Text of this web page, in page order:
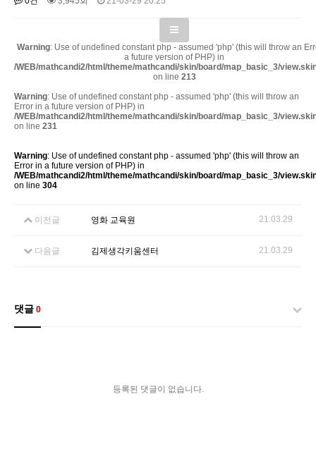
Warning: Use of undefined constant php - assumed 'php' (this will throw an
a future version of PHP) in
/WEB/mathcandi2/html/theme/mathcandi/skin/board/map_basic_3/
on line 213
Warning: Use of undefined constant php - assumed 'php' (this will throw an
Error in a future version of PHP) in
/WEB/mathcandi2/html/theme/mathcandi/skin/board/map_basic_3/
on line 231
Warning: Use of undefined constant php - assumed 'php' (this will throw an
Error in a future version of PHP) in
/WEB/mathcandi2/html/theme/mathcandi/skin/board/map_basic_3/
on line 304
이전글 영화 교육원 21.03.29
다음글 김제생각키움센터 21.03.29
댓글 0
등록된 댓글이 없습니다.